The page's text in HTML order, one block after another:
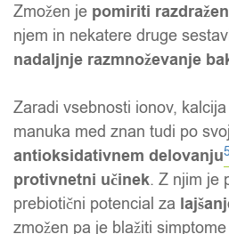
Zmožen je pomiriti
njem in nekatere druge
nadaljnje razmnoževanje
Zaradi vsebnosti ionov,
manuka med znan tudi po
antioksidativnem delovanju
protivnetni učinek. Z njim je
prebiotični potencial za
zmožen pa je blažiti